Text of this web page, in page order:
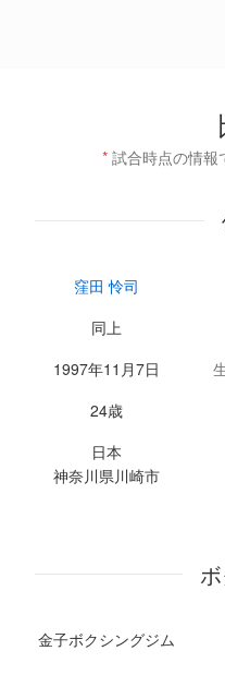
* 試合時点の情報
窪田 怜司
同上
1997年11月7日
24歳
日本
神奈川県川崎市
金子ボクシングジム